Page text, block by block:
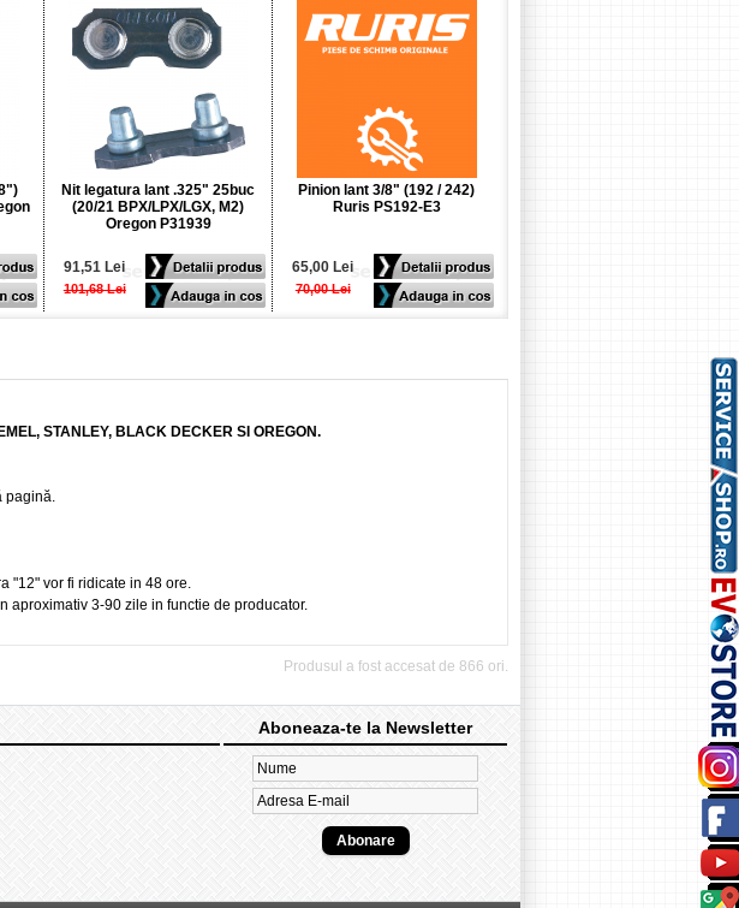
Nit legatura lant .325" 25buc
(20/21 BPX/LPX/LGX, M2)
Oregon P31939
91,51 Lei
101,68 Lei
Pinion lant 3/8" (192 / 242)
Ruris PS192-E3
65,00 Lei
70,00 Lei
STANLEY, BLACK DECKER SI OREGON.
pagină.
"12" vor fi ridicate in 48 ore.
aproximativ 3-90 zile in functie de producator.
Produsul a fost accesat de 866 ori.
Aboneaza-te la Newsletter